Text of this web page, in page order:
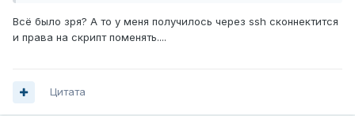
Всё было зря? А то у меня получилось через ssh сконнектится
и права на скрипт поменять....
Цитата